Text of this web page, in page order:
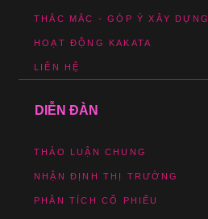
THẮC MẮC - GÓP Ý XÂY DỰNG
HOẠT ĐỘNG KAKATA
LIÊN HỆ
DIỄN ĐÀN
THẢO LUẬN CHUNG
NHẬN ĐỊNH THỊ TRƯỜNG
PHÂN TÍCH CỔ PHIẾU